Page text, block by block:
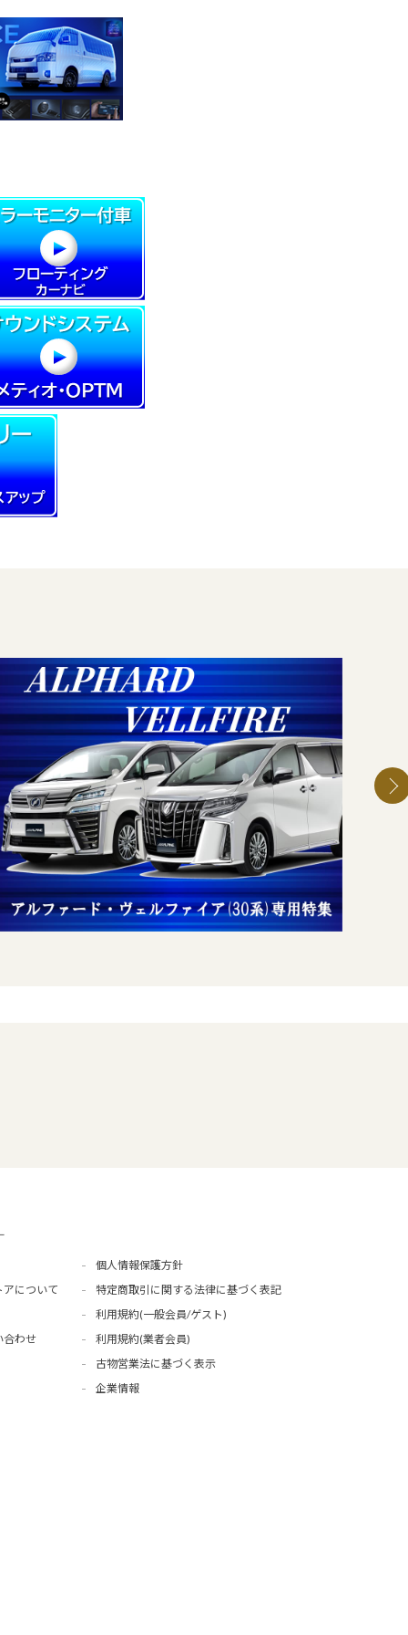
アについて
合わせ
個人情報保護方針
特定商取引に関する法律に基づく表記
利用規約(一般会員/ゲスト)
利用規約(業者会員)
古物営業法に基づく表示
企業情報